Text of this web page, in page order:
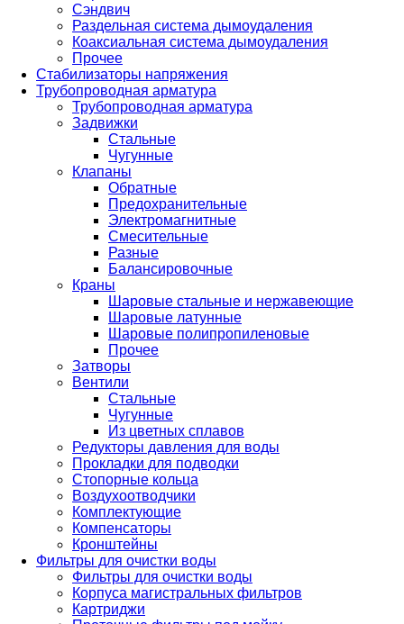
Сэндвич
Раздельная система дымоудаления
Коаксиальная система дымоудаления
Прочее
Стабилизаторы напряжения
Трубопроводная арматура
Трубопроводная арматура
Задвижки
Стальные
Чугунные
Клапаны
Обратные
Предохранительные
Электромагнитные
Смесительные
Разные
Балансировочные
Краны
Шаровые стальные и нержавеющие
Шаровые латунные
Шаровые полипропиленовые
Прочее
Затворы
Вентили
Стальные
Чугунные
Из цветных сплавов
Редукторы давления для воды
Прокладки для подводки
Стопорные кольца
Воздухоотводчики
Комплектующие
Компенсаторы
Кронштейны
Фильтры для очистки воды
Фильтры для очистки воды
Корпуса магистральных фильтров
Картриджи